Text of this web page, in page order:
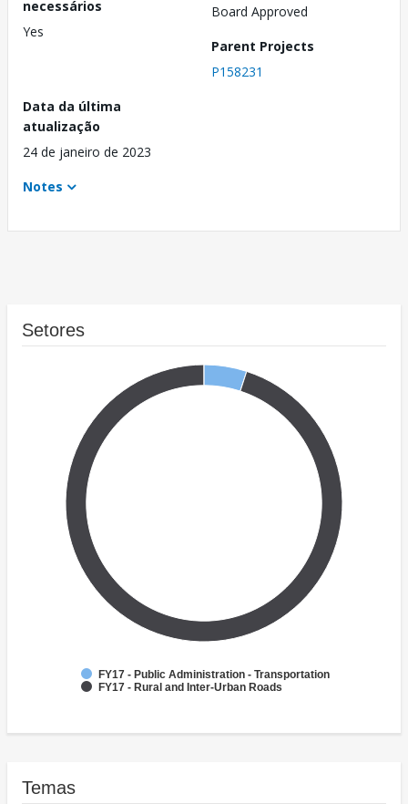
necessários
Yes
Board Approved
Parent Projects
P158231
Data da última
atualização
24 de janeiro de 2023
Notes
Setores
FY17 - Public Administration - Transportation
FY17 - Rural and Inter-Urban Roads
Temas